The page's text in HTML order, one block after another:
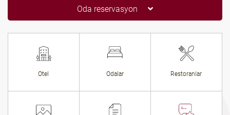
Oda reservasyon
Otel Odalar Restoranlar